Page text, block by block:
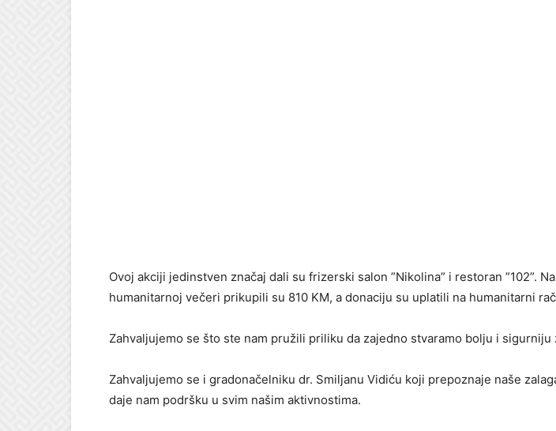
Ovoj akciji jedinstven značaj dali su frizerski salon ”Nikolina” i restoran ”102”.
humanitarnoj večeri prikupili su 810 KM, a donaciju su uplatili na humanitarni
Zahvaljujemo se što ste nam pružili priliku da zajedno stvaramo bolju i sigurniju
Zahvaljujemo se i gradonačelniku dr. Smiljanu Vidiću koji prepoznaje naše
daje nam podršku u svim našim aktivnostima.